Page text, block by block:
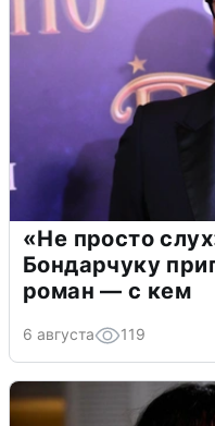
«Не просто
Бондарчуку
роман — с кем
6 августа 119